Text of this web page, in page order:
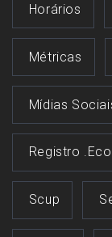
Horários
Métricas
Mídias
Registro
Scup